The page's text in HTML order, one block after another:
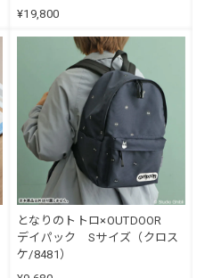
¥19,800
となりのトトロ×OUTDOOR
デイパック Sサイズ（クロス
ケ/8481）